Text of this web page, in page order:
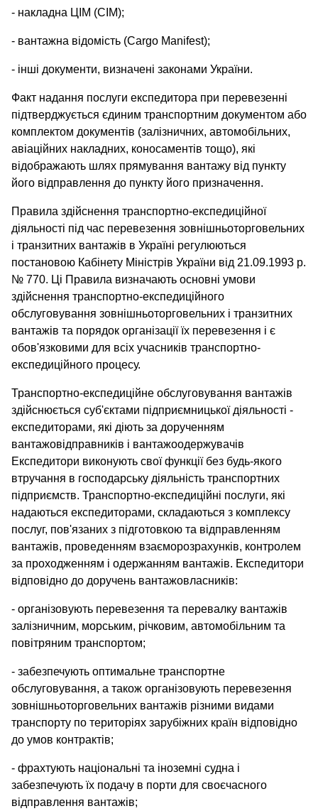
- накладна ЦІМ (СІМ);
- вантажна відомість (Cargo Manifest);
- інші документи, визначені законами України.
Факт надання послуги експедитора при перевезенні
підтверджується єдиним транспортним документом або
комплектом документів (залізничних, автомобільних,
авіаційних накладних, коносаментів тощо), які
відображають шлях прямування вантажу від пункту
його відправлення до пункту його призначення.
Правила здійснення транспортно-експедиційної
діяльності під час перевезення зовнішньоторговельних
і транзитних вантажів в Україні регулюються
постановою Кабінету Міністрів України від 21.09.1993 р.
№ 770. Ці Правила визначають основні умови
здійснення транспортно-експедиційного
обслуговування зовнішньоторговельних і транзитних
вантажів та порядок організації їх перевезення і є
обов'язковими для всіх учасників транспортно-
експедиційного процесу.
Транспортно-експедиційне обслуговування вантажів
здійснюється суб'єктами підприємницької діяльності -
експедиторами, які діють за дорученням
вантажовідправників і вантажоодержувачів
Експедитори виконують свої функції без будь-якого
втручання в господарську діяльність транспортних
підприємств. Транспортно-експедиційні послуги, які
надаються експедиторами, складаються з комплексу
послуг, пов'язаних з підготовкою та відправленням
вантажів, проведенням взаєморозрахунків, контролем
за проходженням і одержанням вантажів. Експедитори
відповідно до доручень вантажовласників:
- організовують перевезення та перевалку вантажів
залізничним, морським, річковим, автомобільним та
повітряним транспортом;
- забезпечують оптимальне транспортне
обслуговування, а також організовують перевезення
зовнішньоторговельних вантажів різними видами
транспорту по територіях зарубіжних країн відповідно
до умов контрактів;
- фрахтують національні та іноземні судна і
забезпечують їх подачу в порти для своєчасного
відправлення вантажів;